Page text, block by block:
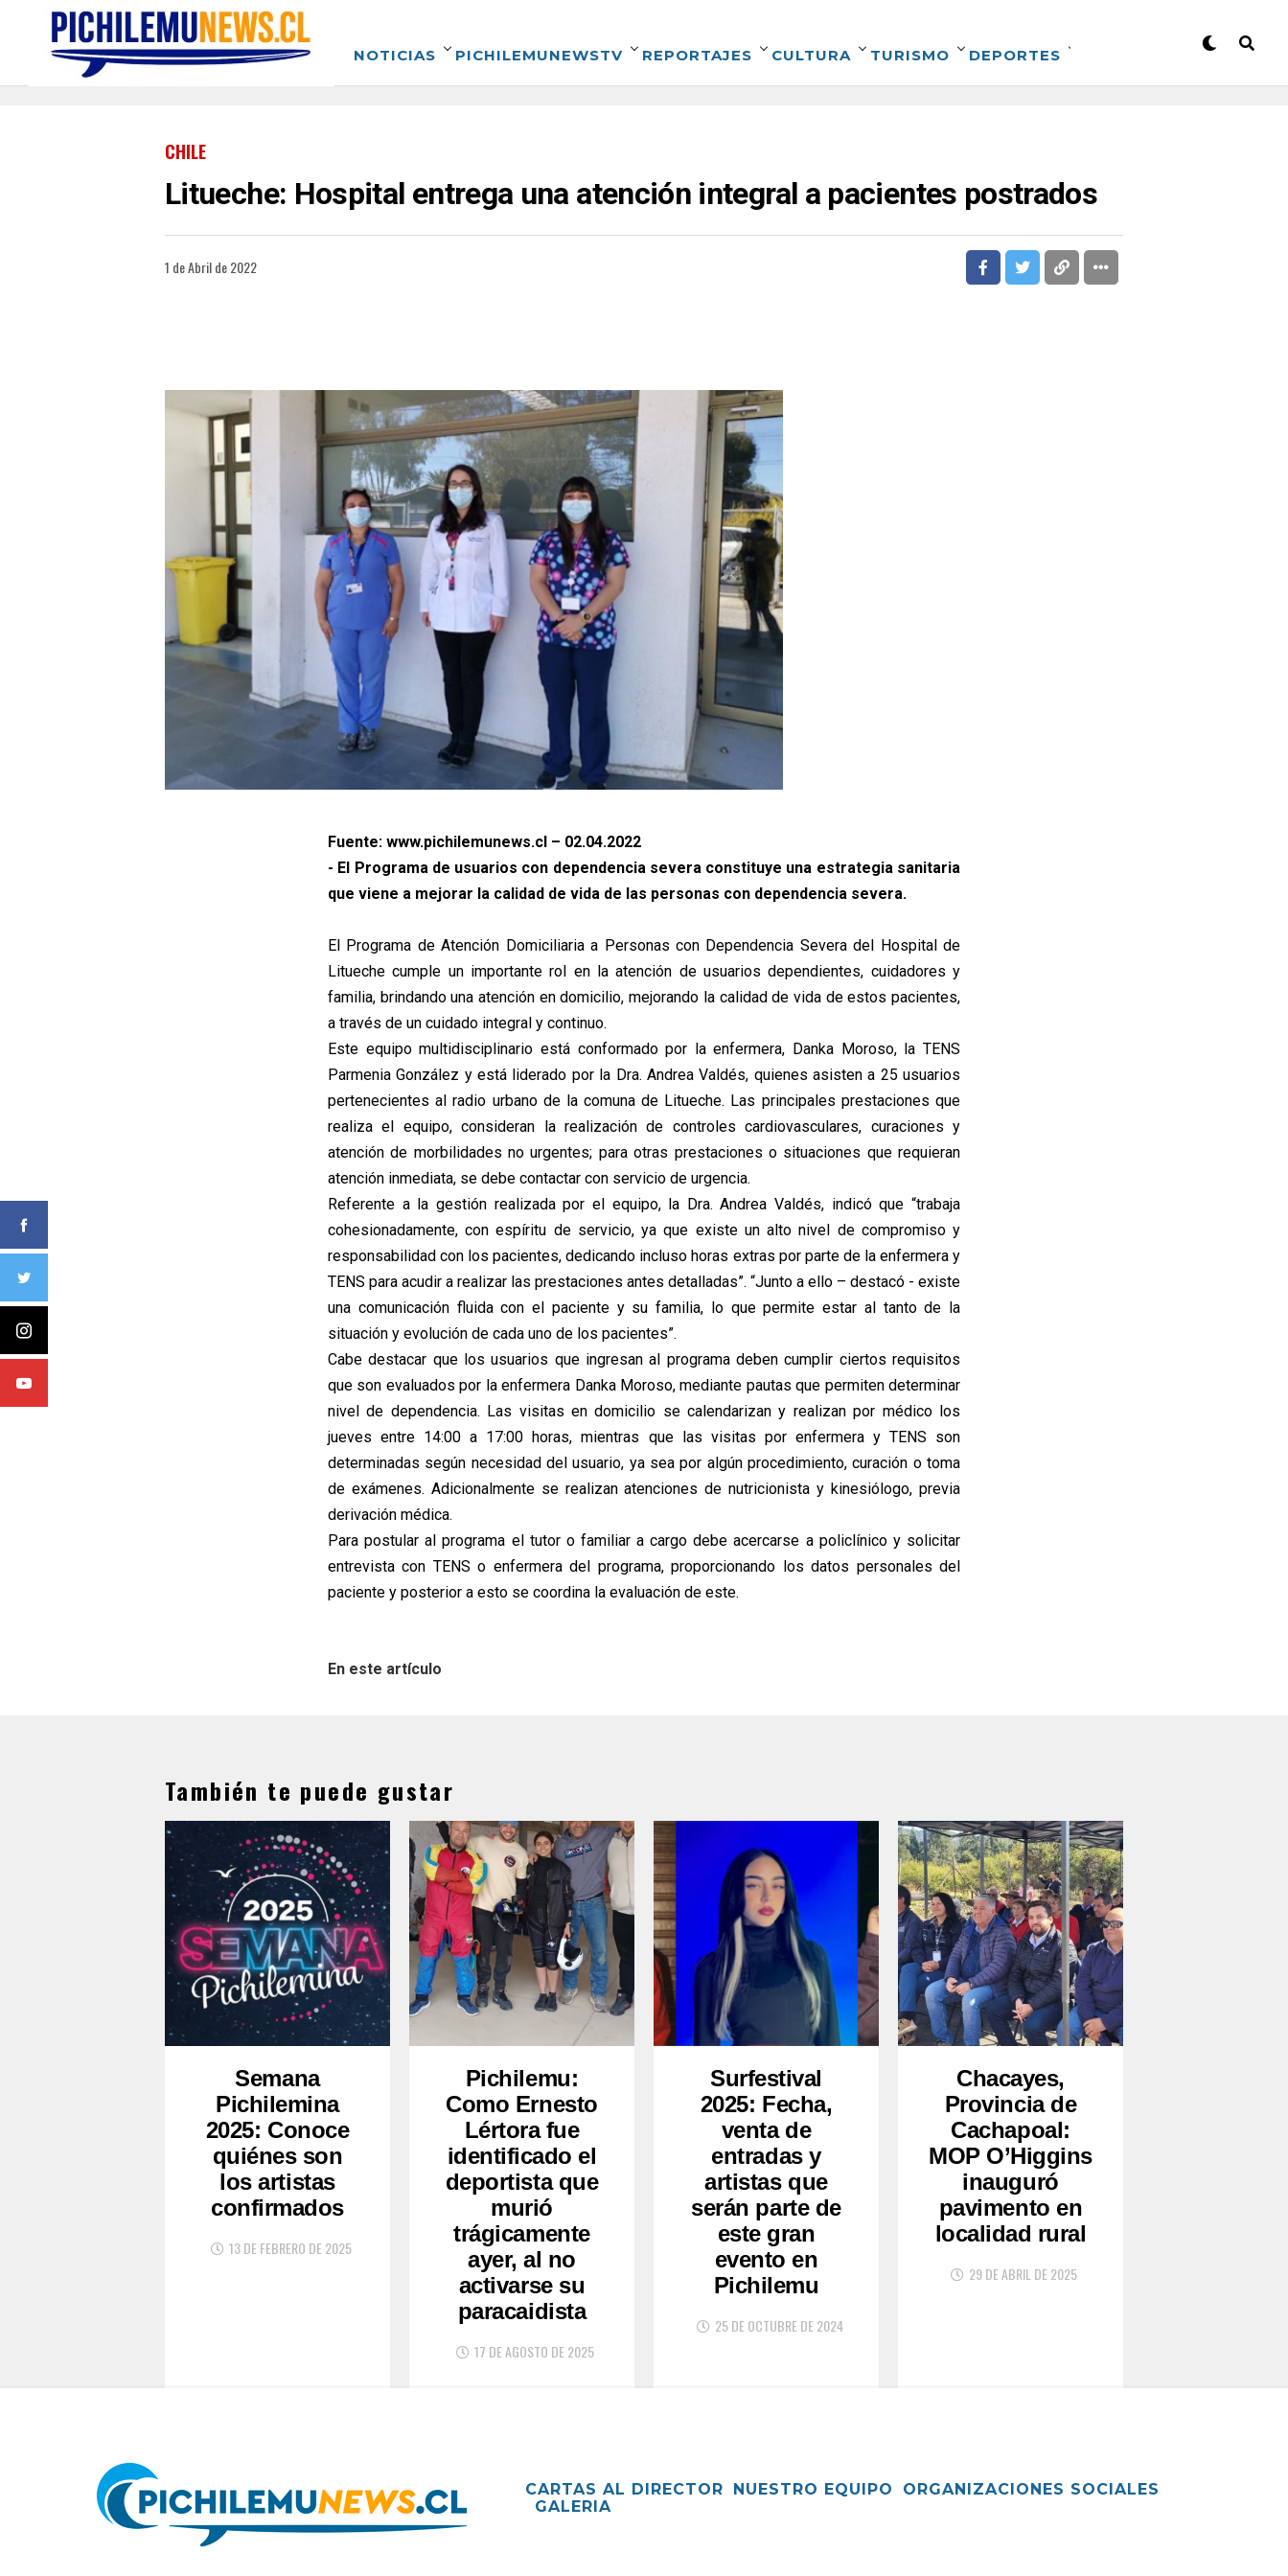
NOTICIAS PICHILEMUNEWSTV REPORTAJES CULTURA TURISMO DEPORTES
CHILE
Litueche: Hospital entrega una atención integral a pacientes postrados
1 de Abril de 2022
Fuente: www.pichilemunews.cl – 02.04.2022
- El Programa de usuarios con dependencia severa constituye una estrategia sanitaria
que viene a mejorar la calidad de vida de las personas con dependencia severa.
El Programa de Atención Domiciliaria a Personas con Dependencia Severa del Hospital de
Litueche cumple un importante rol en la atención de usuarios dependientes, cuidadores y
familia, brindando una atención en domicilio, mejorando la calidad de vida de estos pacientes,
a través de un cuidado integral y continuo.
Este equipo multidisciplinario está conformado por la enfermera, Danka Moroso, la TENS
Parmenia González y está liderado por la Dra. Andrea Valdés, quienes asisten a 25 usuarios
pertenecientes al radio urbano de la comuna de Litueche. Las principales prestaciones que
realiza el equipo, consideran la realización de controles cardiovasculares, curaciones y
atención de morbilidades no urgentes; para otras prestaciones o situaciones que requieran
atención inmediata, se debe contactar con servicio de urgencia.
Referente a la gestión realizada por el equipo, la Dra. Andrea Valdés, indicó que “trabaja
cohesionadamente, con espíritu de servicio, ya que existe un alto nivel de compromiso y
responsabilidad con los pacientes, dedicando incluso horas extras por parte de la enfermera y
TENS para acudir a realizar las prestaciones antes detalladas”. “Junto a ello – destacó - existe
una comunicación fluida con el paciente y su familia, lo que permite estar al tanto de la
situación y evolución de cada uno de los pacientes”.
Cabe destacar que los usuarios que ingresan al programa deben cumplir ciertos requisitos
que son evaluados por la enfermera Danka Moroso, mediante pautas que permiten determinar
nivel de dependencia. Las visitas en domicilio se calendarizan y realizan por médico los
jueves entre 14:00 a 17:00 horas, mientras que las visitas por enfermera y TENS son
determinadas según necesidad del usuario, ya sea por algún procedimiento, curación o toma
de exámenes. Adicionalmente se realizan atenciones de nutricionista y kinesiólogo, previa
derivación médica.
Para postular al programa el tutor o familiar a cargo debe acercarse a policlínico y solicitar
entrevista con TENS o enfermera del programa, proporcionando los datos personales del
paciente y posterior a esto se coordina la evaluación de este.
En este artículo
También te puede gustar
Semana
Pichilemina
2025: Conoce
quiénes son
los artistas
confirmados
13 DE FEBRERO DE 2025
Pichilemu:
Como Ernesto
Lértora fue
identificado el
deportista que
murió
trágicamente
ayer, al no
activarse su
paracaidista
17 DE AGOSTO DE 2025
Surfestival
2025: Fecha,
venta de
entradas y
artistas que
serán parte de
este gran
evento en
Pichilemu
25 DE OCTUBRE DE 2024
Chacayes,
Provincia de
Cachapoal:
MOP O’Higgins
inauguró
pavimento en
localidad rural
29 DE ABRIL DE 2025
CARTAS AL DIRECTOR NUESTRO EQUIPO
ORGANIZACIONES SOCIALES
GALERIA